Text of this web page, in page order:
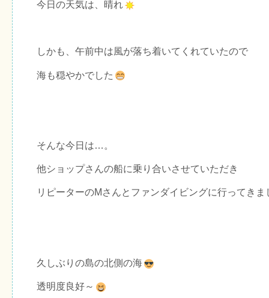
今日の天気は、晴れ
しかも、午前中は風が落ち着いてくれていたので
海も穏やかでした
そんな今日は…。
他ショップさんの船に乗り合いさせていただき
リピーターのMさんとファンダイビングに行ってきま
久しぶりの島の北側の海
透明度良好～